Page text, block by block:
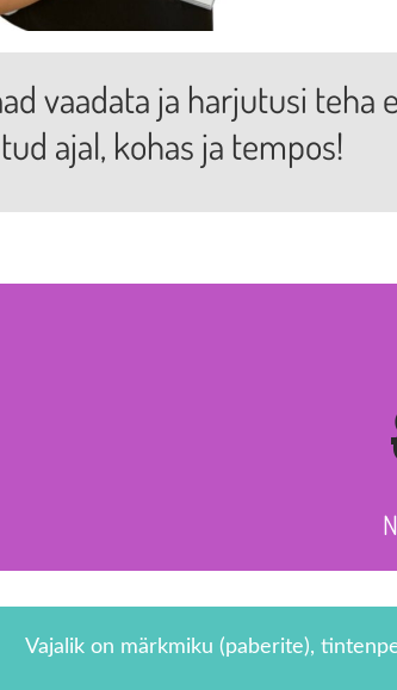
vaadata ja harjutusi teha
ajal, kohas ja tempos!
Vajalik on märkmiku (paberite),